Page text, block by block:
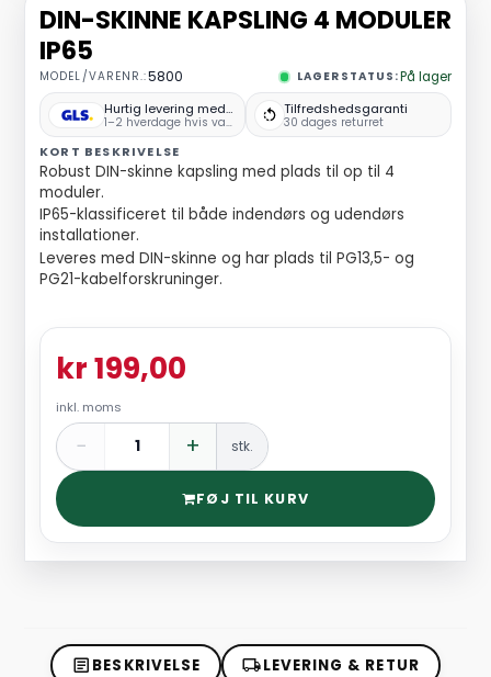
DIN-SKINNE KAPSLING 4 MODULER
IP65
MODEL/VARENR.:5800 LAGERSTATUS:På lager
Hurtig levering med GLS
1–2 hverdage hvis varen er på lager
Tilfredshedsgaranti
30 dages returret
KORT BESKRIVELSE
Robust DIN-skinne kapsling med plads til op til 4
moduler.
IP65-klassificeret til både indendørs og udendørs
installationer.
Leveres med DIN-skinne og har plads til PG13,5- og
PG21-kabelforskruninger.
kr 199,00
inkl. moms
− + stk.
FØJ TIL KURV
BESKRIVELSE LEVERING & RETUR